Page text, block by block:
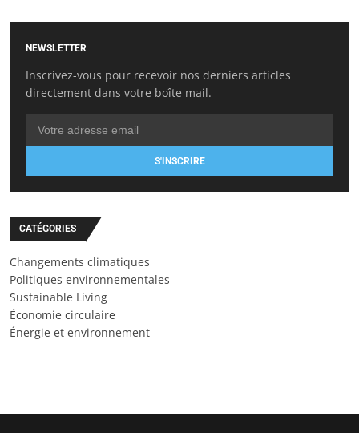
NEWSLETTER
Inscrivez-vous pour recevoir nos derniers articles
directement dans votre boîte mail.
S'INSCRIRE
CATÉGORIES
Changements climatiques
Politiques environnementales
Sustainable Living
Économie circulaire
Énergie et environnement